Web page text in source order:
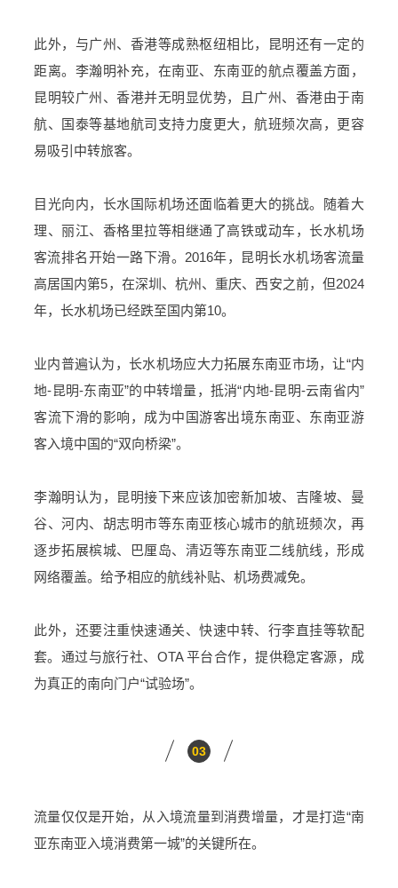
此外，与广州、香港等成熟枢纽相比，昆明还有一定的
距离。李瀚明补充，在南亚、东南亚的航点覆盖方面，
昆明较广州、香港并无明显优势，且广州、香港由于南
航、国泰等基地航司支持力度更大，航班频次高，更容
易吸引中转旅客。
目光向内，长水国际机场还面临着更大的挑战。随着大
理、丽江、香格里拉等相继通了高铁或动车，长水机场
客流排名开始一路下滑。2016年，昆明长水机场客流量
高居国内第5，在深圳、杭州、重庆、西安之前，但2024
年，长水机场已经跌至国内第10。
业内普遍认为，长水机场应大力拓展东南亚市场，让“内
地-昆明-东南亚”的中转增量，抵消“内地-昆明-云南省内”
客流下滑的影响，成为中国游客出境东南亚、东南亚游
客入境中国的“双向桥梁”。
李瀚明认为，昆明接下来应该加密新加坡、吉隆坡、曼
谷、河内、胡志明市等东南亚核心城市的航班频次，再
逐步拓展槟城、巴厘岛、清迈等东南亚二线航线，形成
网络覆盖。给予相应的航线补贴、机场费减免。
此外，还要注重快速通关、快速中转、行李直挂等软配
套。通过与旅行社、OTA 平台合作，提供稳定客源，成
为真正的南向门户“试验场”。
03
流量仅仅是开始，从入境流量到消费增量，才是打造“南
亚东南亚入境消费第一城”的关键所在。